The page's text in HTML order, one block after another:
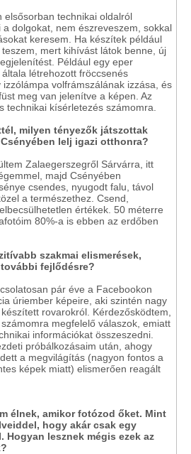
elsősorban technikai oldalról
dolgokat, nem észreveszem, sokkal
keresem. Ha készítek például
mert kihívást látok benne, új
Például egy eper
létrehozott fröccsenés
volfrámszálának izzása, és
meg van jelenítve a képen. Az
technikai kísérletezés számomra.
milyen tényezők játszottak
lelj igazi otthonra?
Zalaegerszegről Sárvárra, itt
majd Csényében
csendes, nyugodt falu, távol
a természethez. Csend,
értékek. 50 méterre
80%-a is ebben az erdőben
szakmai elismerések,
fejlődésre?
pár éve a Facebookon
úriember képeire, aki szintén nagy
rovarokról. Kérdezősködtem,
megfelelő válaszok, emiatt
információkat összeszedni.
próbálkozásaim után, ahogy
a megvilágítás (nagyon fontos a
képek miatt) elismerően reagált
élnek, amikor fotózod őket. Mint
hogy akár csak egy
Hogyan lesznek mégis ezek az